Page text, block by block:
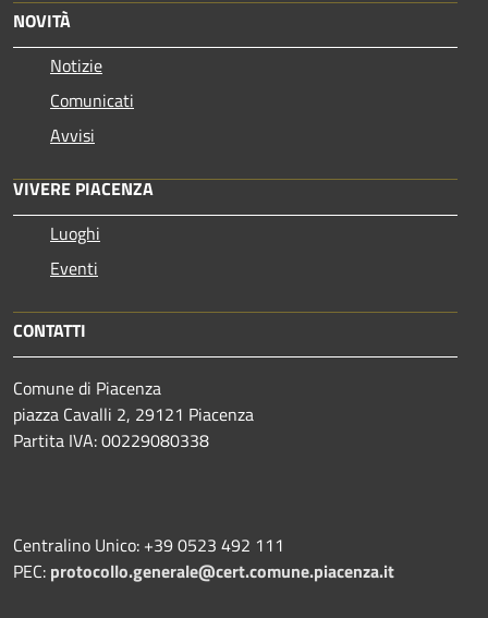
NOVITÀ
Notizie
Comunicati
Avvisi
VIVERE PIACENZA
Luoghi
Eventi
CONTATTI
Comune di Piacenza
piazza Cavalli 2, 29121 Piacenza
Partita IVA: 00229080338
Centralino Unico: +39 0523 492 111
PEC: protocollo.generale@cert.comune.piacenza.it